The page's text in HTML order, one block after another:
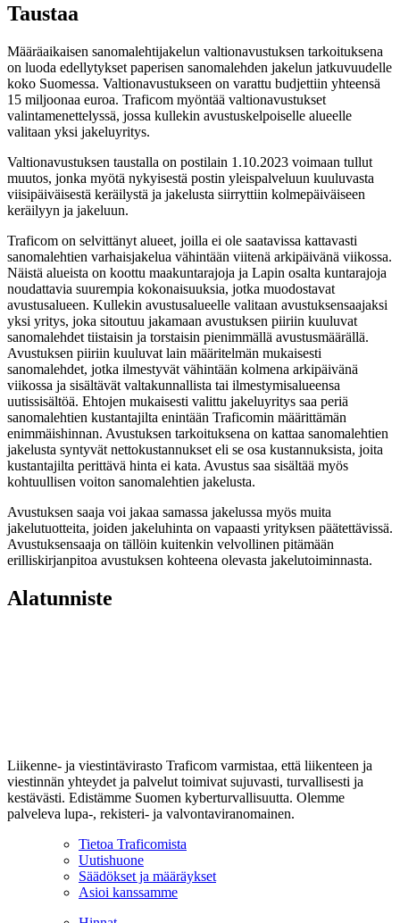
Taustaa
Määräaikaisen sanomalehtijakelun valtionavustuksen tarkoituksena
on luoda edellytykset paperisen sanomalehden jakelun jatkuvuudelle
koko Suomessa. Valtionavustukseen on varattu budjettiin yhteensä
15 miljoonaa euroa. Traficom myöntää valtionavustukset
valintamenettelyssä, jossa kullekin avustuskelpoiselle alueelle
valitaan yksi jakeluyritys.
Valtionavustuksen taustalla on postilain 1.10.2023 voimaan tullut
muutos, jonka myötä nykyisestä postin yleispalveluun kuuluvasta
viisipäiväisestä keräilystä ja jakelusta siirryttiin kolmepäiväiseen
keräilyyn ja jakeluun.
Traficom on selvittänyt alueet, joilla ei ole saatavissa kattavasti
sanomalehtien varhaisjakelua vähintään viitenä arkipäivänä viikossa.
Näistä alueista on koottu maakuntarajoja ja Lapin osalta kuntarajoja
noudattavia suurempia kokonaisuuksia, jotka muodostavat
avustusalueen. Kullekin avustusalueelle valitaan avustuksensaajaksi
yksi yritys, joka sitoutuu jakamaan avustuksen piiriin kuuluvat
sanomalehdet tiistaisin ja torstaisin pienimmällä avustusmäärällä.
Avustuksen piiriin kuuluvat lain määritelmän mukaisesti
sanomalehdet, jotka ilmestyvät vähintään kolmena arkipäivänä
viikossa ja sisältävät valtakunnallista tai ilmestymisalueensa
uutissisältöä. Ehtojen mukaisesti valittu jakeluyritys saa periä
sanomalehtien kustantajilta enintään Traficomin määrittämän
enimmäishinnan. Avustuksen tarkoituksena on kattaa sanomalehtien
jakelusta syntyvät nettokustannukset eli se osa kustannuksista, joita
kustantajilta perittävä hinta ei kata. Avustus saa sisältää myös
kohtuullisen voiton sanomalehtien jakelusta.
Avustuksen saaja voi jakaa samassa jakelussa myös muita
jakelutuotteita, joiden jakeluhinta on vapaasti yrityksen päätettävissä.
Avustuksensaaja on tällöin kuitenkin velvollinen pitämään
erilliskirjanpitoa avustuksen kohteena olevasta jakelutoiminnasta.
Alatunniste
Liikenne- ja viestintävirasto Traficom varmistaa, että liikenteen ja
viestinnän yhteydet ja palvelut toimivat sujuvasti, turvallisesti ja
kestävästi. Edistämme Suomen kyberturvallisuutta. Olemme
palveleva lupa-, rekisteri- ja valvontaviranomainen.
Tietoa Traficomista
Uutishuone
Säädökset ja määräykset
Asioi kanssamme